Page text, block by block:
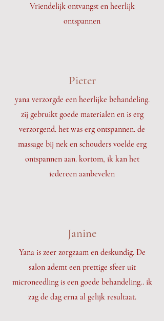
Vriendelijk ontvangst en heerlijk
ontspannen
Pieter
yana verzorgde een heerlijke behandeling.
zij gebruikt goede materialen en is erg
verzorgend. het was erg ontspannen. de
massage bij nek en schouders voelde erg
ontspannen aan. kortom, ik kan het
iedereen aanbevelen
Janine
Yana is zeer zorgzaam en deskundig. De
salon ademt een prettige sfeer uit
microneedling is een goede behandeling.. ik
zag de dag erna al gelijk resultaat.